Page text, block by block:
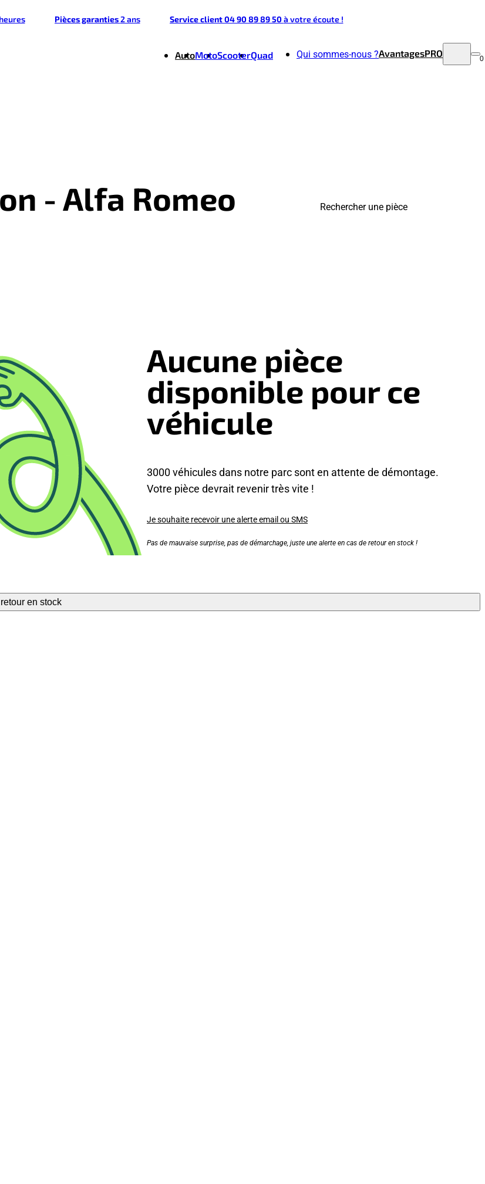
Pièces garanties2 ans Service client 04 90 89 89 50à votre écoute !
AutoMotoScooterQuad Qui sommes-nous ?AvantagesPRO 0
- Alfa Romeo Rechercher une pièce
Aucune pièce
disponible pour ce
véhicule
3000 véhicules dans notre parc sont en attente de démontage.
Votre pièce devrait revenir très vite !
Je souhaite recevoir une alerte email ou SMS
Pas de mauvaise surprise, pas de démarchage, juste une alerte en cas de retour en stock !
en stock